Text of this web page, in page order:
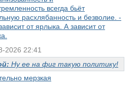
всегда бьёт
расхлябанность и безволие. -
от ярлыка. А зависит от
2026 22:41
Ну ее на фиг такую политику!
мерзкая